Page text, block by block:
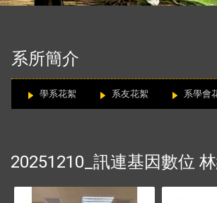
系所簡介
學系花絮 系友花絮 系學會
20251210_訊連基因數位